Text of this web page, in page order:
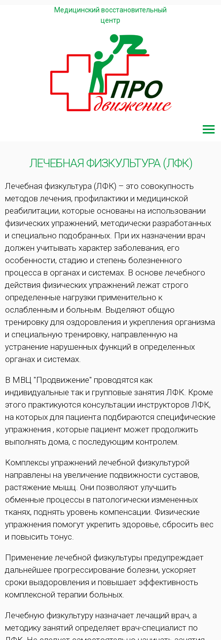
Медицинский восстановительный
центр
ЛЕЧЕБНАЯ ФИЗКУЛЬТУРА (ЛФК)
Лечебная физкультура (ЛФК) – это совокупность
методов лечения, профилактики и медицинской
реабилитации, которые основаны на использовании
физических упражнений, методически разработанных
и специально подобранных. При их назначении врач
должен учитывать характер заболевания, его
особенности, стадию и степень болезненного
процесса в органах и системах. В основе лечебного
действия физических упражнений лежат строго
определенные нагрузки применительно к
ослабленным и больным. Выделяют общую
тренировку для оздоровления и укрепления организма
и специальную тренировку, направленную на
устранение нарушенных функций в определенных
органах и системах.
В МВЦ "Продвижение" проводятся как
индивидуальные так и групповые занятия ЛФК. Кроме
этого практикуются консультации инструкторов ЛФК,
на которых для пациента подбираются специфические
упражнения , которые пациент может продолжить
выполнять дома, с последующим контролем.
Комплексы упражнений лечебной физкультурой
направлены на увеличение подвижности суставов,
растяжение мышц. Они позволяют улучшить
обменные процессы в патологически измененных
тканях, поднять уровень компенсации. Физические
упражнения помогут укрепить здоровье, сбросить вес
и повысить тонус.
Применение лечебной физкультуры предупреждает
дальнейшее прогрессирование болезни, ускоряет
сроки выздоровления и повышает эффективность
комплексной терапии больных.
Лечебную физкультуру назначает лечащий врач, а
методику занятий определяет врач-специалист по